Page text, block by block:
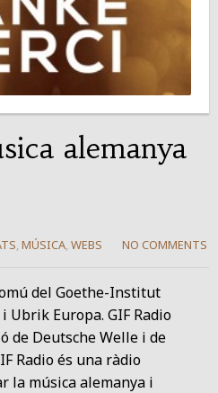
alemanya
, MÚSICA, WEBS NO COMMENTS
del Goethe-Institut
Ubrik Europa. GIF Radio
de Deutsche Welle i de
Radio és una ràdio
la música alemanya i